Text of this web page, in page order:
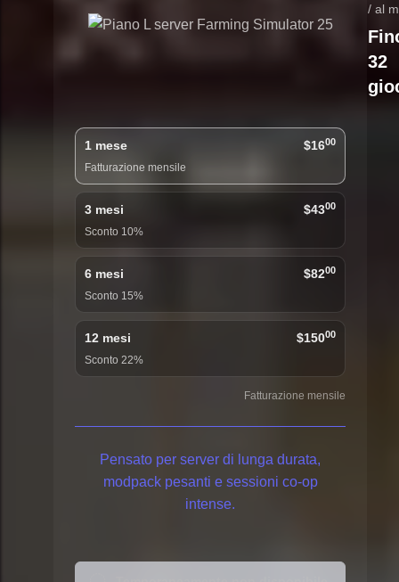
/ al
32
1 mese $1600
Fatturazione mensile
3 mesi $4300
Sconto 10%
6 mesi $8200
Sconto 15%
12 mesi $15000
Sconto 22%
Fatturazione mensile
Pensato per server di lunga durata,
modpack pesanti e sessioni co-op
intense.